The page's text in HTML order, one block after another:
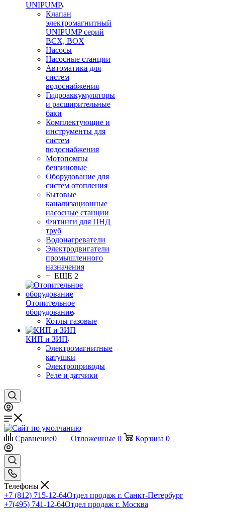
UNIPUMP
Клапан
электромагнитный
UNIPUMP серий
BCX, BOX
Насосы
Насосные станции
Автоматика для
систем
водоснабжения
Гидроаккумуляторы
и расширительные
баки
Комплектующие и
инструменты для
систем
водоснабжения
Мотопомпы
бензиновые
Оборудование для
систем отопления
Бытовые
канализационные
насосные станции
Фитинги для ПНД
труб
Водонагреватели
Электродвигатели
промышленного
назначения
+ ЕЩЕ 2
Отопительное
оборудование
Котлы газовые
КИП и ЗИП
Электромагнитные
катушки
Электроприводы
Реле и датчики
Сравнение0 Отложенные 0 Корзина 0
Телефоны
+7 (812) 715-12-64Отдел продаж г. Санкт-Петербург
+7(495) 741-12-64Отдел продаж г. Москва